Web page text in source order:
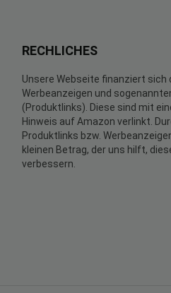
RECHLICHES
Unsere Webseite finanziert sich
Werbeanzeigen und
(Produktlinks). Diese sind mit
Hinweis auf Amazon verlinkt.
Produktlinks bzw.
kleinen Betrag, der uns hilft,
verbessern.